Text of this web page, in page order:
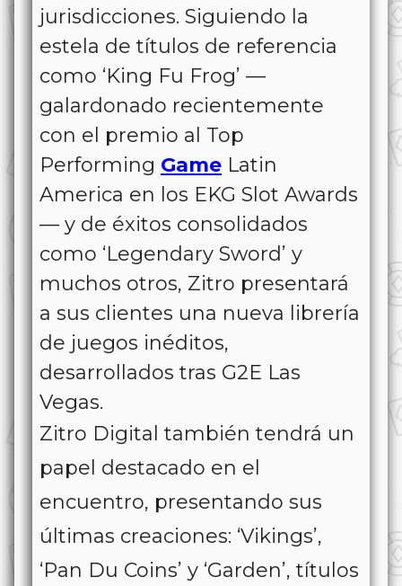
jurisdicciones. Siguiendo la
estela de títulos de referencia
como ‘King Fu Frog’ —
galardonado recientemente
con el premio al Top
Performing Game Latin
America en los EKG Slot Awards
— y de éxitos consolidados
como ‘Legendary Sword’ y
muchos otros, Zitro presentará
a sus clientes una nueva librería
de juegos inéditos,
desarrollados tras G2E Las
Vegas.
Zitro Digital también tendrá un
papel destacado en el
encuentro, presentando sus
últimas creaciones: ‘Vikings’,
‘Pan Du Coins’ y ‘Garden’, títulos